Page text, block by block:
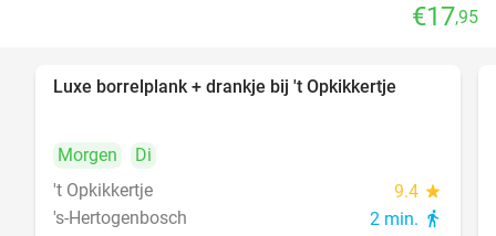
€17,95
Luxe borrelplank + drankje bij 't Opkikkertje
Morgen
Di
't Opkikkertje
9.4 star
's-Hertogenbosch 2 min. directions_walk